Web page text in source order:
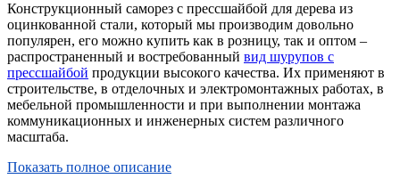
Конструкционный саморез с прессшайбой для дерева из
оцинкованной стали, который мы производим довольно
популярен, его можно купить как в розницу, так и оптом –
распространенный и востребованный вид шурупов с
прессшайбой продукции высокого качества. Их применяют в
строительстве, в отделочных и электромонтажных работах, в
мебельной промышленности и при выполнении монтажа
коммуникационных и инженерных систем различного
масштаба.
Показать полное описание